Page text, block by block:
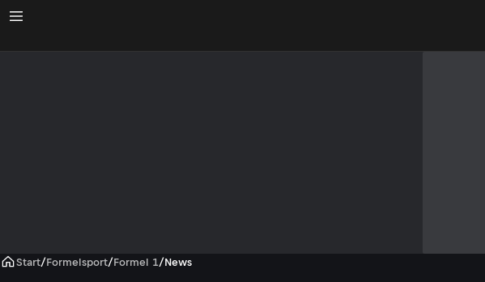
Start/Formelsport/Formel 1/News